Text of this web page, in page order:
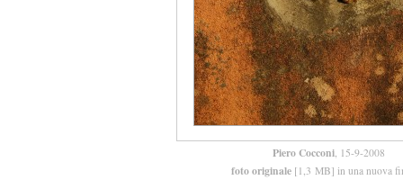
Piero Cocconi, 15-9-2008
foto originale [1,3 MB] in una nuova